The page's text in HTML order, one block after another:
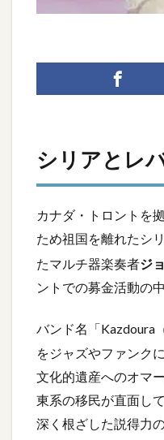
シリアとレ
カナダ・トロントを
ため祖国を離れたシ
たマルチ器楽奏者ジ
ントでの募金活動の
をジャズやファンク
文化的遺産へのオマ
東系の移民が直面し
深く根ざした説得力